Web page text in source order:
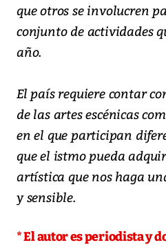
que otros se involucren
conjunto de actividades
año.
El país requiere contar
de las artes escénicas
en el que participan
que el istmo pueda
artística que nos haga
y sensible.
* El autor es periodista y